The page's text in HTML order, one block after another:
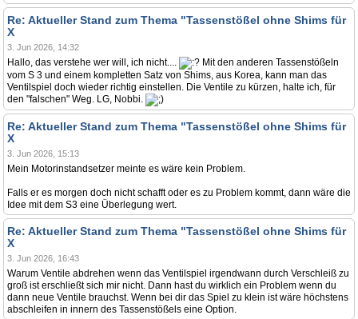
Re: Aktueller Stand zum Thema "Tassenstößel ohne Shims für
X
3. Jun 2026, 14:32
Hallo, das verstehe wer will, ich nicht....
Mit den anderen Tassenstößeln
vom S 3 und einem kompletten Satz von Shims, aus Korea, kann man das
Ventilspiel doch wieder richtig einstellen. Die Ventile zu kürzen, halte ich, für
den "falschen" Weg. LG, Nobbi.
Re: Aktueller Stand zum Thema "Tassenstößel ohne Shims für
X
3. Jun 2026, 15:13
Mein Motorinstandsetzer meinte es wäre kein Problem.
Falls er es morgen doch nicht schafft oder es zu Problem kommt, dann wäre die
Idee mit dem S3 eine Überlegung wert.
Re: Aktueller Stand zum Thema "Tassenstößel ohne Shims für
X
3. Jun 2026, 16:43
Warum Ventile abdrehen wenn das Ventilspiel irgendwann durch Verschleiß zu
groß ist erschließt sich mir nicht. Dann hast du wirklich ein Problem wenn du
dann neue Ventile brauchst. Wenn bei dir das Spiel zu klein ist wäre höchstens
abschleifen in innern des Tassenstößels eine Option.